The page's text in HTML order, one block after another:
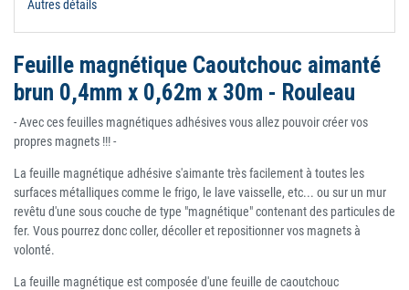
Autres détails
Feuille magnétique Caoutchouc aimanté
brun 0,4mm x 0,62m x 30m - Rouleau
- Avec ces feuilles magnétiques adhésives vous allez pouvoir créer vos
propres magnets !!! -
La feuille magnétique adhésive s'aimante très facilement à toutes les
surfaces métalliques comme le frigo, le lave vaisselle, etc... ou sur un mur
revêtu d'une sous couche de type "magnétique" contenant des particules de
fer. Vous pourrez donc coller, décoller et repositionner vos magnets à
volonté.
La feuille magnétique est composée d'une feuille de caoutchouc